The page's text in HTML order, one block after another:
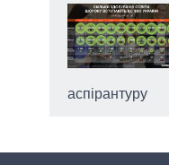
аспірантуру